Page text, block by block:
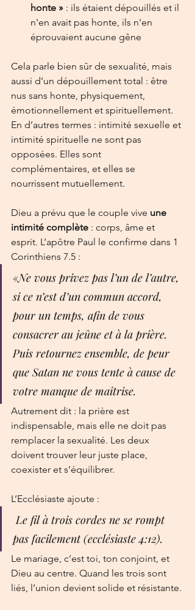
honte » : ils étaient dépouillés et il
n'en avait pas honte, ils n'en
éprouvaient aucune gêne
Cela parle bien sûr de sexualité, mais
aussi d’un dépouillement total : être
nus sans honte, physiquement,
émotionnellement et spirituellement.
En d’autres termes : intimité sexuelle et
intimité spirituelle ne sont pas
opposées. Elles sont
complémentaires, et elles se
nourrissent mutuellement.
Dieu a prévu que le couple vive une
intimité complète : corps, âme et
esprit. L’apôtre Paul le confirme dans 1
Corinthiens 7.5 :
«Ne vous privez pas l’un de l’autre,
si ce n’est d’un commun accord,
pour un temps, afin de vous
consacrer au jeûne et à la prière.
Puis retournez ensemble, de peur
que Satan ne vous tente à cause de
votre manque de maîtrise.
Autrement dit : la prière est
indispensable, mais elle ne doit pas
remplacer la sexualité. Les deux
doivent trouver leur juste place,
coexister et s’équilibrer.
L’Ecclésiaste ajoute :
Le fil à trois cordes ne se rompt
pas facilement (ecclésiaste 4:12).
Le mariage, c’est toi, ton conjoint, et
Dieu au centre. Quand les trois sont
liés, l’union devient solide et résistante.